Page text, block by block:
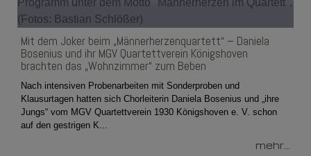
Mit dem Joker beim „Männerherzenquartett“ – Daniela
Bosenius und ihr MGV Quartettverein Königshoven
brachten das „Wohnzimmer“ zum Beben
Nach intensiven Probenarbeiten mit Sonderproben und
Klausurtagen hatten sich Chorleiterin Daniela Bosenius und „ihre
Jungs“ vom MGV Quartettverein 1930 Königshoven e. V. schon
auf den gestrigen K...
mehr...